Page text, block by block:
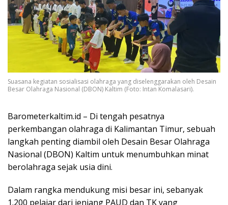
Suasana kegiatan sosialisasi olahraga yang diselenggarakan oleh Desain
Besar Olahraga Nasional (DBON) Kaltim (Foto: Intan Komalasari).
Barometerkaltim.id – Di tengah pesatnya
perkembangan olahraga di Kalimantan Timur, sebuah
langkah penting diambil oleh Desain Besar Olahraga
Nasional (DBON) Kaltim untuk menumbuhkan minat
berolahraga sejak usia dini.
Dalam rangka mendukung misi besar ini, sebanyak
1.200 pelajar dari jenjang PAUD dan TK yang